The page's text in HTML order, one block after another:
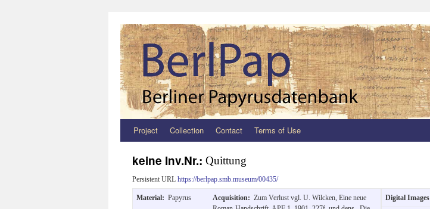
Zum
springen
Project Collection Contact Terms of Use
keine Inv.Nr.: Quittung
Persistent URL https://berlpap.smb.museum/00435/
Material: Papyrus Acquisition: Zum Verlust vgl. U. Wilcken, Eine neue
Digital Images